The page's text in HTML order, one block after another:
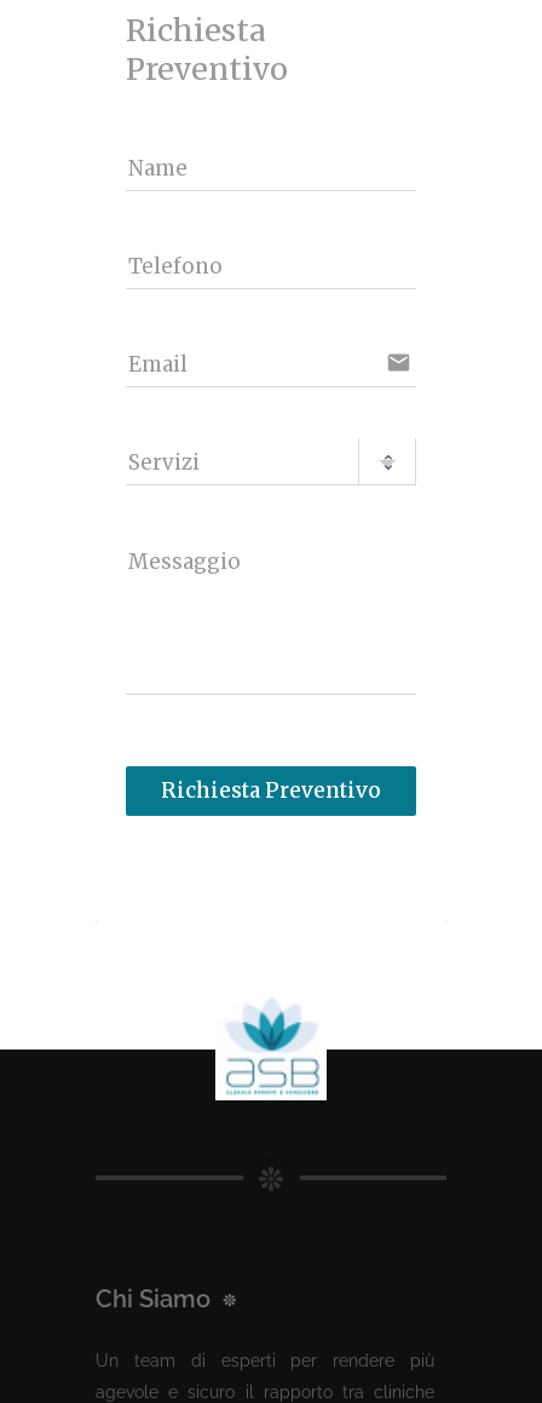
Richiesta
Preventivo
Name
Telefono
Email email
Servizi
Messaggio
Richiesta Preventivo
Chi Siamo
Un team di esperti per rendere più
agevole e sicuro il rapporto tra cliniche